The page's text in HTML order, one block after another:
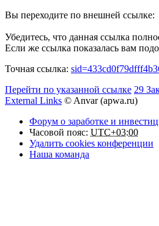
Вы переходите по внешней ссылке:
Убедитесь, что данная ссылка
Если же ссылка показалась вам
Точная ссылка:
Перейти по указанной ссылке 29
External Links © Anvar (apwa.ru)
Форум о заработке и
Часовой пояс: UTC+03:00
Удалить cookies конференции
Наша команда